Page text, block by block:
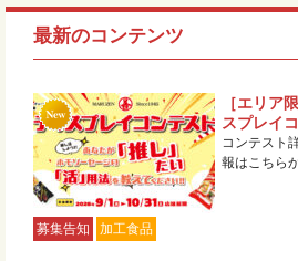
最新のコンテンツ
募集告知 加工食品
［エリア
スプレイ
コンテスト
報はこちら